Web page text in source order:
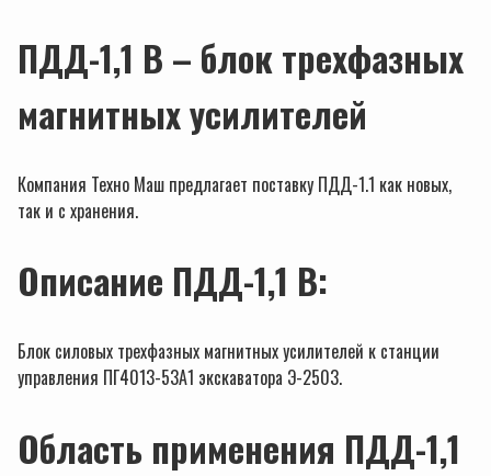
ПДД-1,1 В – блок трехфазных
магнитных усилителей
Компания Техно Маш предлагает поставку ПДД-1.1 как новых,
так и с хранения.
Описание ПДД-1,1 В:
Блок силовых трехфазных магнитных усилителей к станции
управления ПГ4013-53А1 экскаватора Э-2503.
Область применения ПДД-1,1